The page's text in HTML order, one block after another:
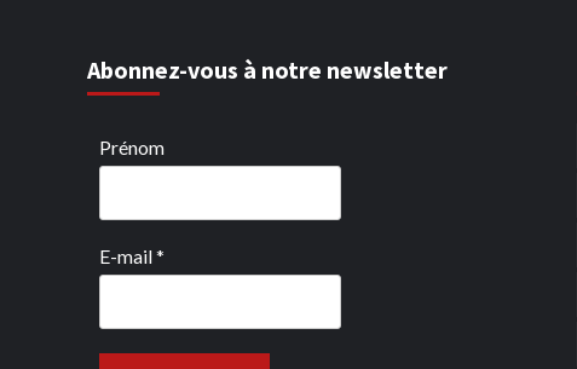
Abonnez-vous à notre newsletter
Prénom
E-mail*